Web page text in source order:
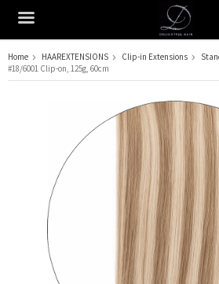
Het product is in je
Home HAAREXTENSIONS Clip-in Extensions
#18/6001 Clip-on, 125g, 60cm